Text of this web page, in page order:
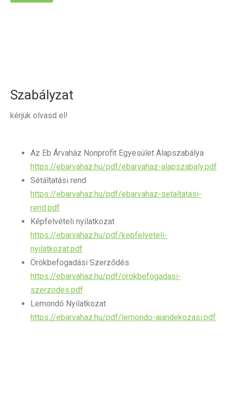
Szabályzat
kérjük olvasd el!
Az Eb Árvaház Nonprofit Egyesület Alapszabálya
https://ebarvahaz.hu/pdf/ebarvahaz-alapszabaly.pdf
Sétáltatási rend
https://ebarvahaz.hu/pdf/ebarvahaz-setaltatasi-
rend.pdf
Képfelvételi nyilatkozat
https://ebarvahaz.hu/pdf/kepfelveteli-
nyilatkozat.pdf
Örökbefogadási Szerződés
https://ebarvahaz.hu/pdf/orokbefogadasi-
szerzodes.pdf
Lemondó Nyilatkozat
https://ebarvahaz.hu/pdf/lemondo-ajandekozasi.pdf